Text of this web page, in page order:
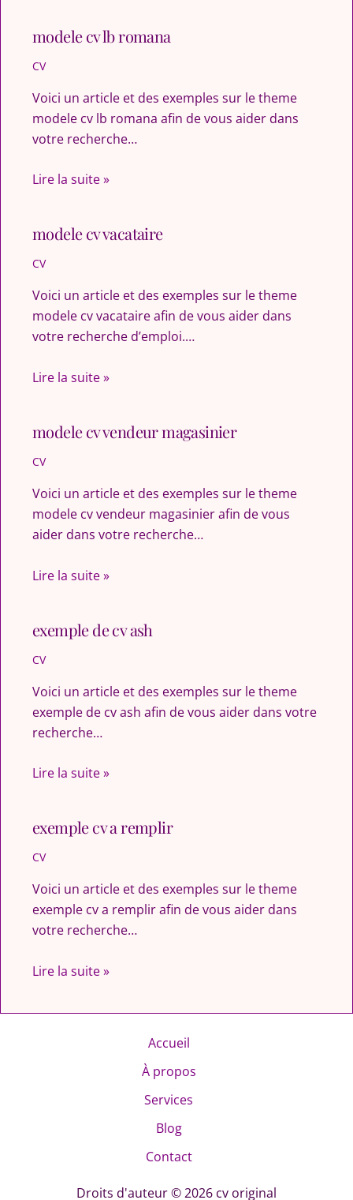
modele cv lb romana
CV
Voici un article et des exemples sur le theme
modele cv lb romana afin de vous aider dans
votre recherche…
Lire la suite »
modele cv vacataire
CV
Voici un article et des exemples sur le theme
modele cv vacataire afin de vous aider dans
votre recherche d’emploi.…
Lire la suite »
modele cv vendeur magasinier
CV
Voici un article et des exemples sur le theme
modele cv vendeur magasinier afin de vous
aider dans votre recherche…
Lire la suite »
exemple de cv ash
CV
Voici un article et des exemples sur le theme
exemple de cv ash afin de vous aider dans votre
recherche…
Lire la suite »
exemple cv a remplir
CV
Voici un article et des exemples sur le theme
exemple cv a remplir afin de vous aider dans
votre recherche…
Lire la suite »
Accueil
À propos
Services
Blog
Contact
Droits d'auteur © 2026 cv original